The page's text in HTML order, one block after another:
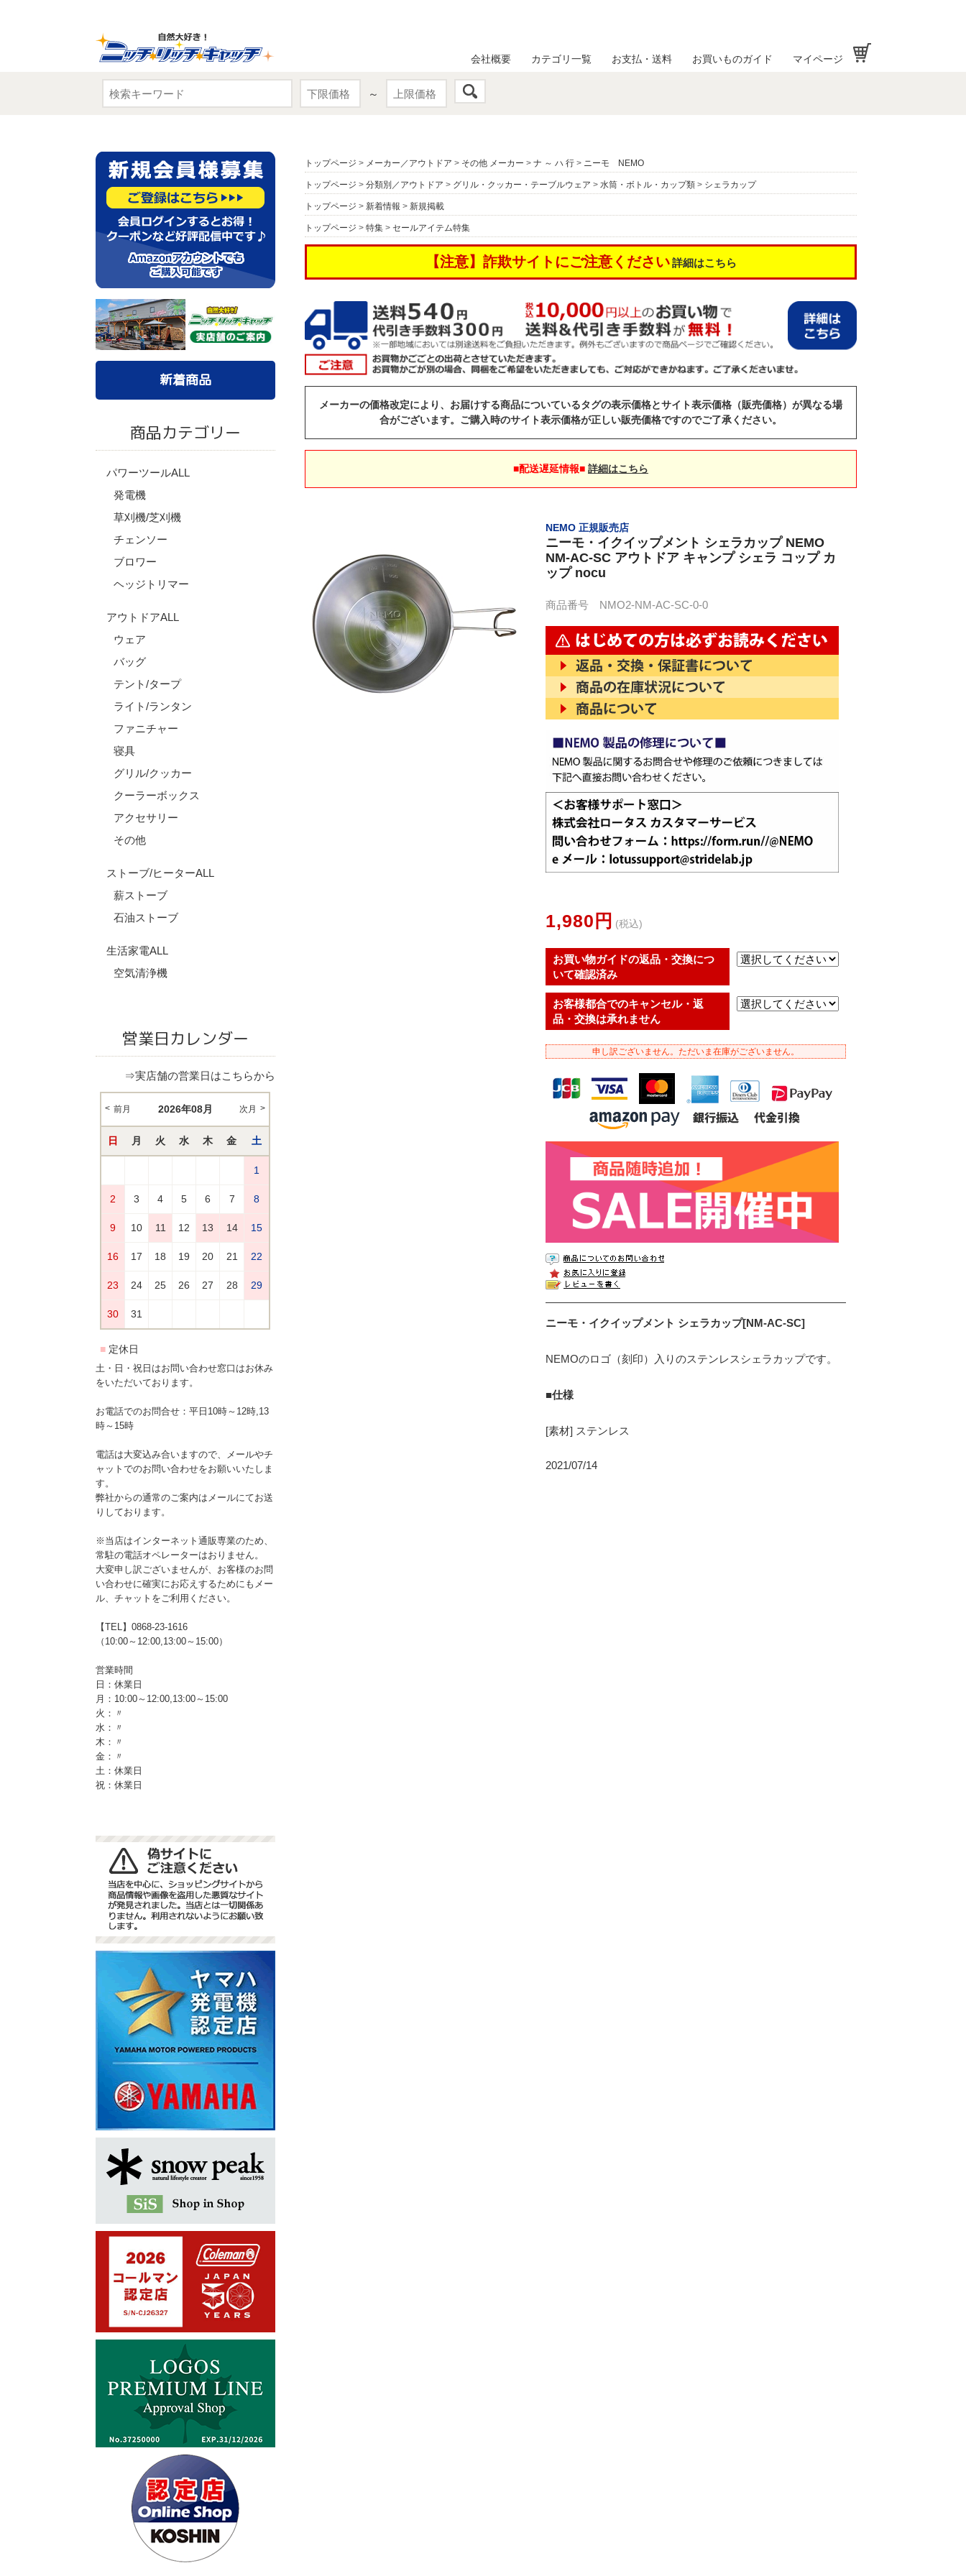
～
会社概要 カテゴリ一覧 お支払・送料 お買いものガイド マイページ
新着商品
商品カテゴリー
パワーツールALL
発電機
草刈機/芝刈機
チェンソー
ブロワー
ヘッジトリマー
アウトドアALL
ウェア
バッグ
テント/タープ
ライト/ランタン
ファニチャー
寝具
グリル/クッカー
クーラーボックス
アクセサリー
その他
ストーブ/ヒーターALL
薪ストーブ
石油ストーブ
生活家電ALL
空気清浄機
営業日カレンダー
⇒実店舗の営業日はこちらから
土・日・祝日はお問い合わせ窓口はお休み
をいただいております。
お電話でのお問合せ：平日10時～12時,13
時～15時
電話は大変込み合いますので、メールやチ
ャットでのお問い合わせをお願いいたしま
す。
弊社からの通常のご案内はメールにてお送
りしております。
※当店はインターネット通販専業のため、
常駐の電話オペレーターはおりません。
大変申し訳ございませんが、お客様のお問
い合わせに確実にお応えするためにもメー
ル、チャットをご利用ください。
【TEL】0868-23-1616
（10:00～12:00,13:00～15:00）
営業時間
日：休業日
月：10:00～12:00,13:00～15:00
火：〃
水：〃
木：〃
金：〃
土：休業日
祝：休業日
トップページ > メーカー／アウトドア > その他 メーカー > ナ ～ ハ 行 > ニーモ NEMO
トップページ > 分類別／アウトドア > グリル・クッカー・テーブルウェア > 水筒・ボトル・カップ類 > シェラカップ
トップページ > 新着情報 > 新規掲載
トップページ > 特集 > セールアイテム特集
【注意】詐欺サイトにご注意ください 詳細はこちら
メーカーの価格改定により、お届けする商品についているタグの表示価格とサイト表示価格（販売価格）が異なる場
合がございます。ご購入時のサイト表示価格が正しい販売価格ですのでご了承ください。
■配送遅延情報■ 詳細はこちら
NEMO 正規販売店
ニーモ・イクイップメント シェラカップ NEMO
NM-AC-SC アウトドア キャンプ シェラ コップ カ
ップ nocu
商品番号 NMO2-NM-AC-SC-0-0
1,980円 (税込)
お買い物ガイドの返品・交換につ
いて確認済み
お客様都合でのキャンセル・返
品・交換は承れません
申し訳ございません。ただいま在庫がございません。
ニーモ・イクイップメント シェラカップ[NM-AC-SC]
NEMOのロゴ（刻印）入りのステンレスシェラカップです。
■仕様
[素材] ステンレス
2021/07/14